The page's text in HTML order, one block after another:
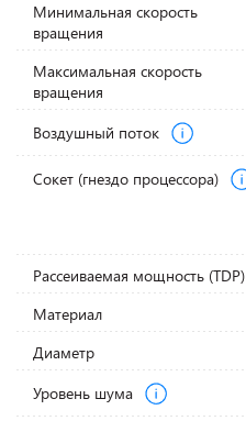
Минимальная скорость
вращения
Максимальная скорость
вращения
Воздушный поток
Сокет (гнездо процессора)
Рассеиваемая мощность (TDP)
Материал
Диаметр
Уровень шума